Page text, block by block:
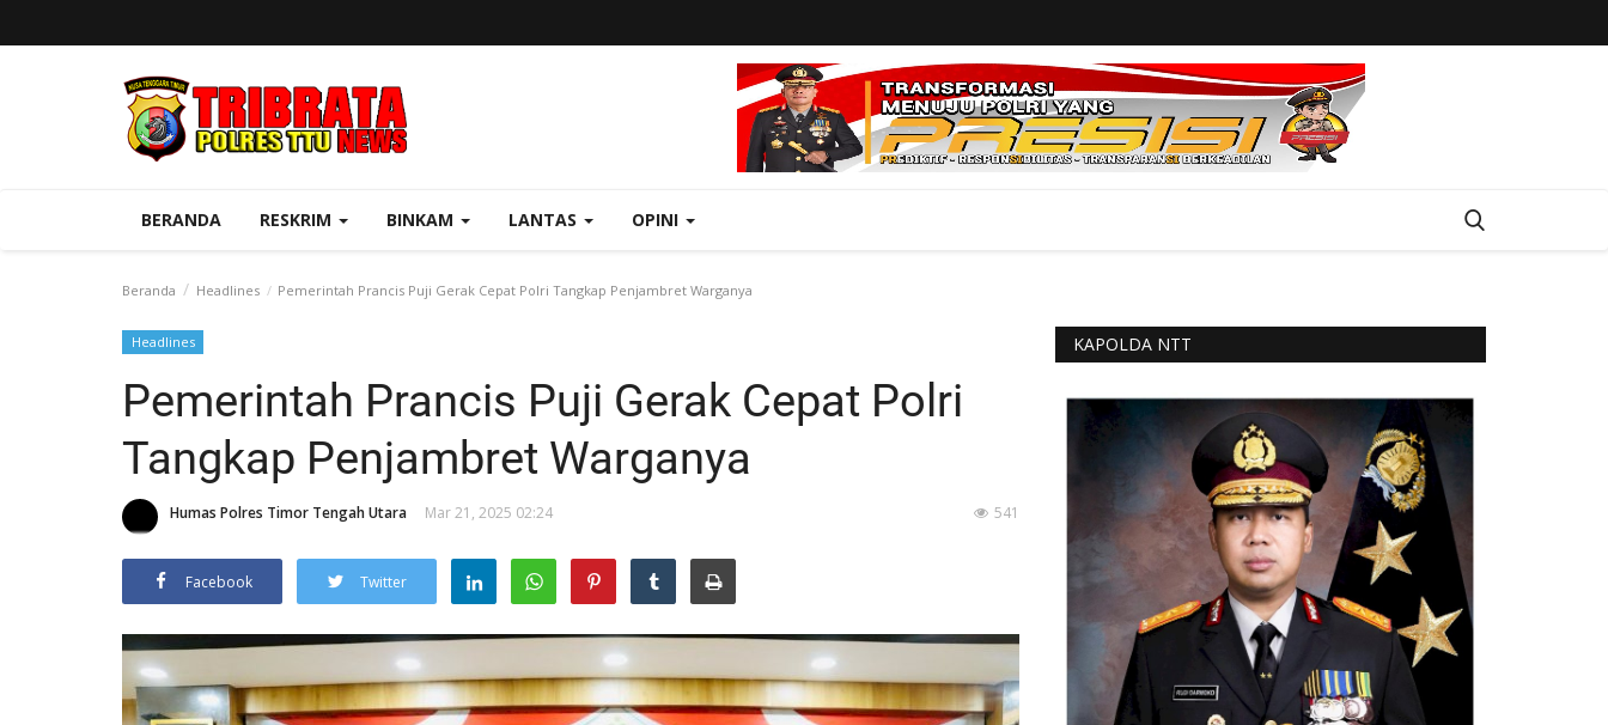
BERANDA RESKRIM BINKAM LANTAS OPINI
Beranda Headlines Pemerintah Prancis Puji Gerak Cepat Polri Tangkap Penjambret Warganya
Headlines
Pemerintah Prancis Puji Gerak Cepat Polri
Tangkap Penjambret Warganya
Humas Polres Timor Tengah Utara Mar 21, 2025 02:24 541
Facebook Twitter
KAPOLDA NTT